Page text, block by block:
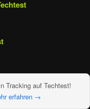
Tracking auf Techtest!
erfahren →